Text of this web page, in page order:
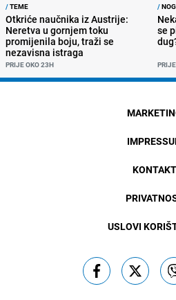
/TEME
Otkriće naučnika iz Austrije:
Neretva u gornjem toku
promijenila boju, traži se
nezavisna istraga
PRIJE OKO 23H
/
se
KONTAKT
USLOVI